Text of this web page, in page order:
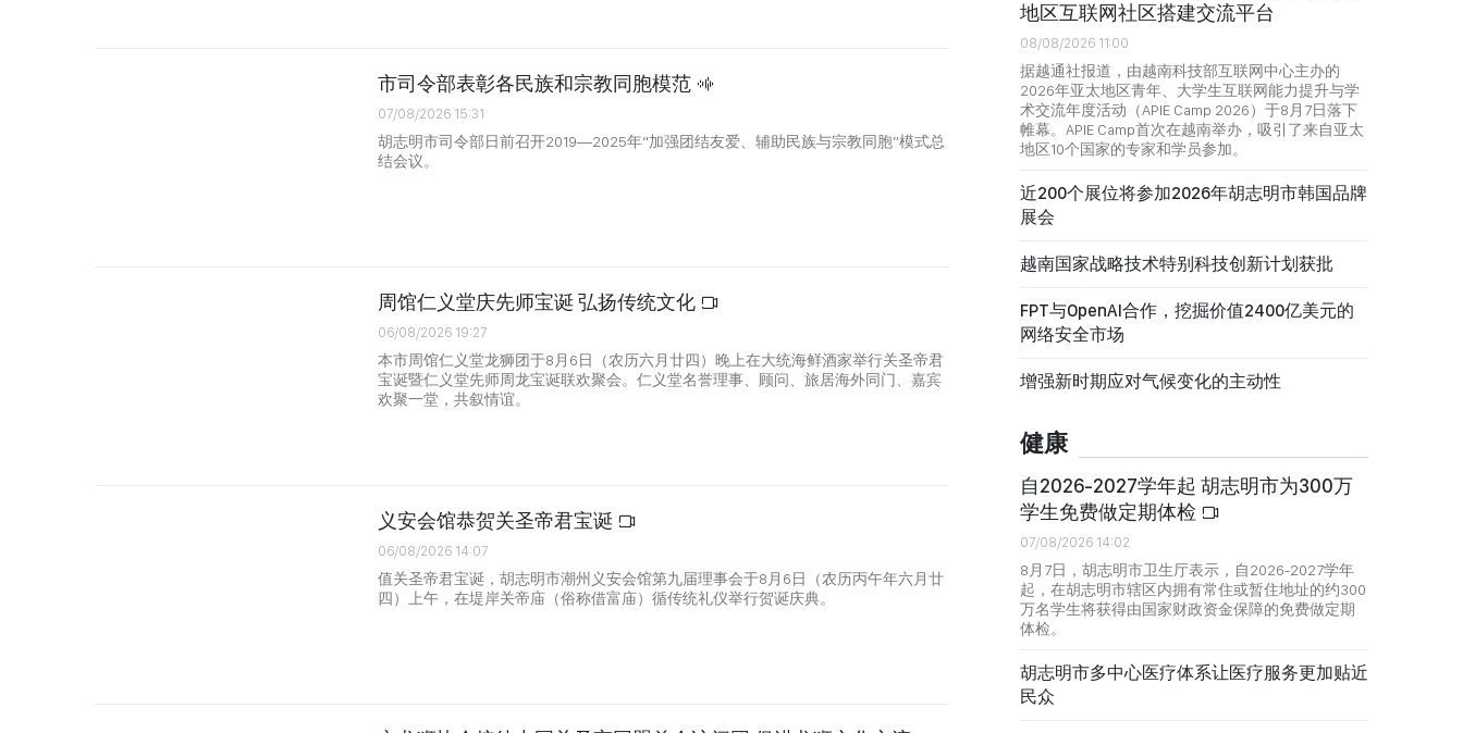
市司令部表彰各民族和宗教同胞模范
07/08/2026 15:31
胡志明市司令部日前召开2019—2025年“加强团结友爱、辅助民族与宗教同胞”模式总
结会议。
周馆仁义堂庆先师宝诞 弘扬传统文化
06/08/2026 19:27
本市周馆仁义堂龙狮团于8月6日（农历六月廿四）晚上在大统海鲜酒家举行关圣帝君
宝诞暨仁义堂先师周龙宝诞联欢聚会。仁义堂名誉理事、顾问、旅居海外同门、嘉宾
欢聚一堂，共叙情谊。
义安会馆恭贺关圣帝君宝诞
06/08/2026 14:07
值关圣帝君宝诞，胡志明市潮州义安会馆第九届理事会于8月6日（农历丙午年六月廿
四）上午，在堤岸关帝庙（俗称借富庙）循传统礼仪举行贺诞庆典。
地区互联网社区搭建交流平台
08/08/2026 11:00
据越通社报道，由越南科技部互联网中心主办的
2026年亚太地区青年、大学生互联网能力提升与学
术交流年度活动（APIE Camp 2026）于8月7日落下
帷幕。APIE Camp首次在越南举办，吸引了来自亚太
地区10个国家的专家和学员参加。
近200个展位将参加2026年胡志明市韩国品牌
展会
越南国家战略技术特别科技创新计划获批
FPT与OpenAI合作，挖掘价值2400亿美元的
网络安全市场
增强新时期应对气候变化的主动性
健康
自2026-2027学年起 胡志明市为300万
学生免费做定期体检
07/08/2026 14:02
8月7日，胡志明市卫生厅表示，自2026-2027学年
起，在胡志明市辖区内拥有常住或暂住地址的约300
万名学生将获得由国家财政资金保障的免费做定期
体检。
胡志明市多中心医疗体系让医疗服务更加贴近
民众